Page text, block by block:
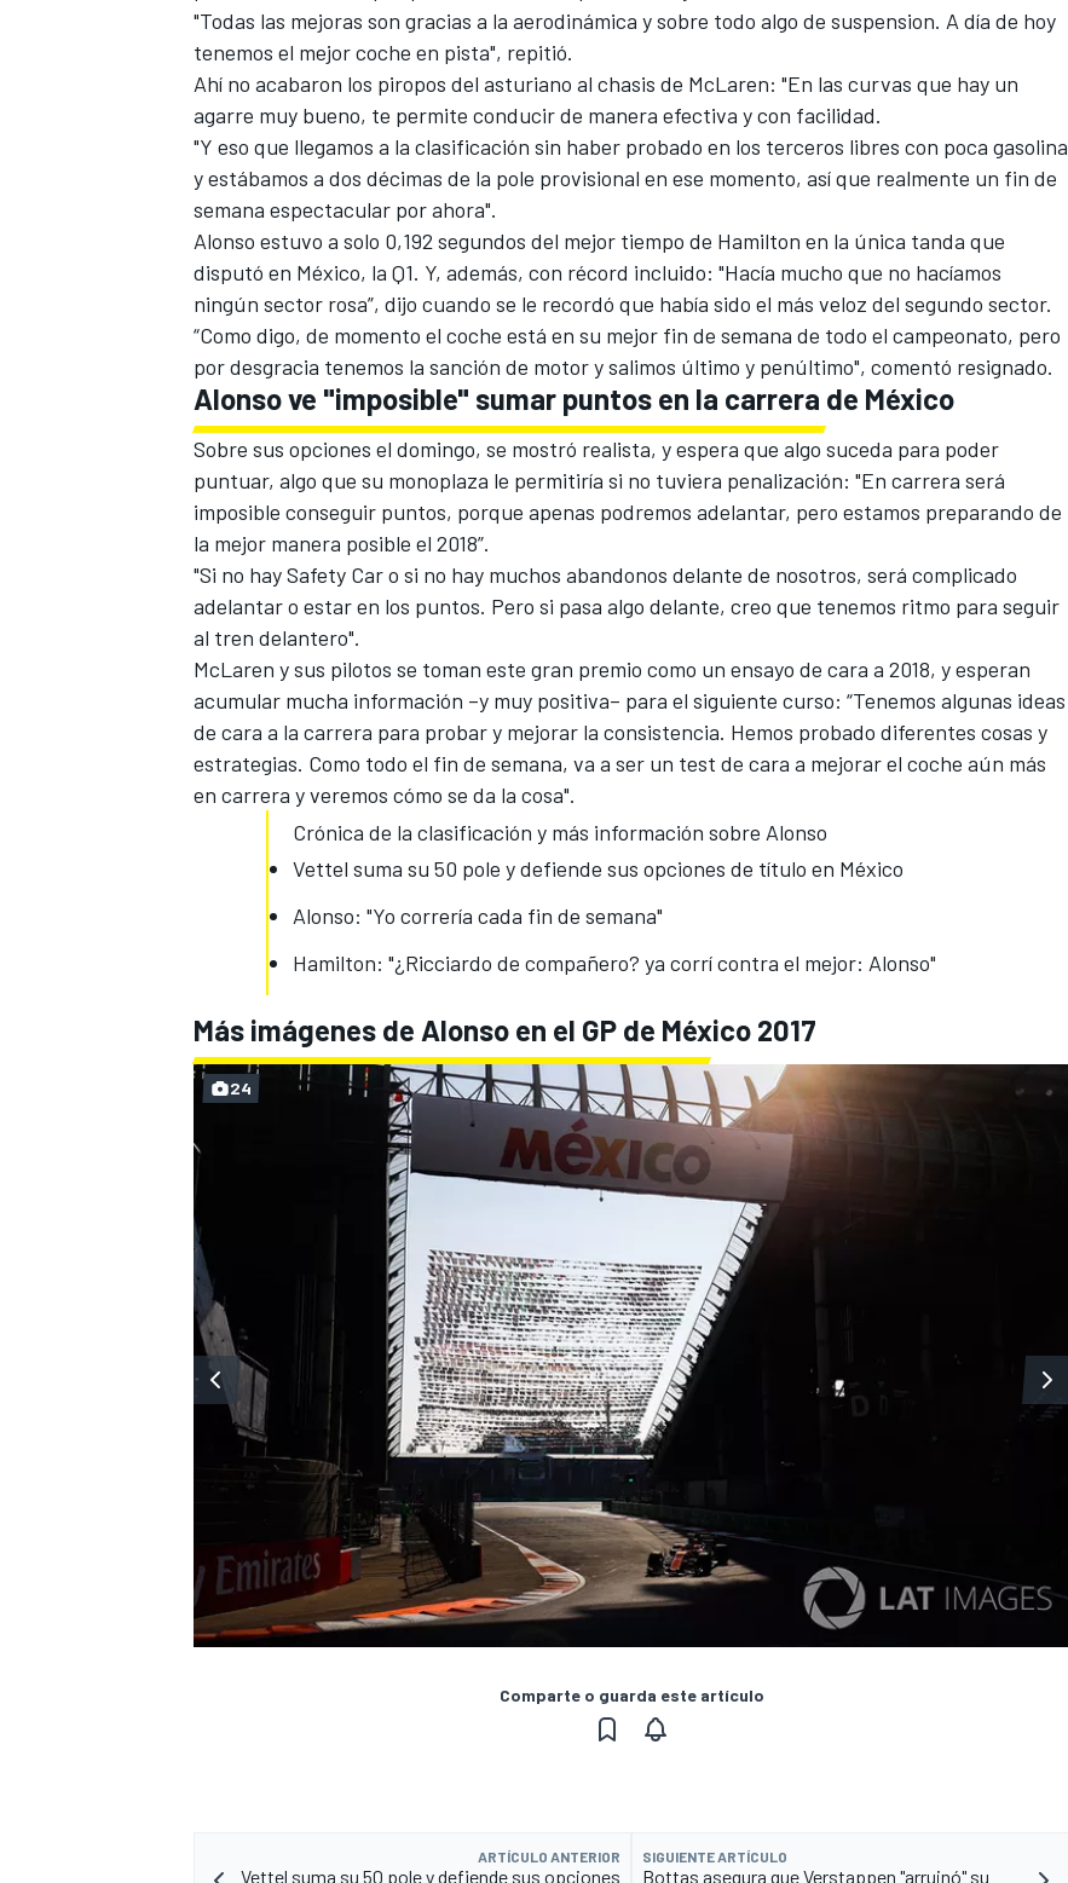
MÁS CATEGORÍAS
"Todas las mejoras son gracias a la aerodinámica y sobre todo algo de suspension. A día de hoy
tenemos el mejor coche en pista", repitió.
Ahí no acabaron los piropos del asturiano al chasis de McLaren: "En las curvas que hay un
agarre muy bueno, te permite conducir de manera efectiva y con facilidad.
"Y eso que llegamos a la clasificación sin haber probado en los terceros libres con poca gasolina
y estábamos a dos décimas de la pole provisional en ese momento, así que realmente un fin de
semana espectacular por ahora".
Alonso estuvo a solo 0,192 segundos del mejor tiempo de Hamilton en la única tanda que
disputó en México, la Q1. Y, además, con récord incluido: "Hacía mucho que no hacíamos
ningún sector rosa”, dijo cuando se le recordó que había sido el más veloz del segundo sector.
“Como digo, de momento el coche está en su mejor fin de semana de todo el campeonato, pero
por desgracia tenemos la sanción de motor y salimos último y penúltimo", comentó resignado.
Alonso ve "imposible" sumar puntos en la carrera de México
Sobre sus opciones el domingo, se mostró realista, y espera que algo suceda para poder
puntuar, algo que su monoplaza le permitiría si no tuviera penalización: "En carrera será
imposible conseguir puntos, porque apenas podremos adelantar, pero estamos preparando de
la mejor manera posible el 2018”.
"Si no hay Safety Car o si no hay muchos abandonos delante de nosotros, será complicado
adelantar o estar en los puntos. Pero si pasa algo delante, creo que tenemos ritmo para seguir
al tren delantero".
McLaren y sus pilotos se toman este gran premio como un ensayo de cara a 2018, y esperan
acumular mucha información –y muy positiva– para el siguiente curso: “Tenemos algunas ideas
de cara a la carrera para probar y mejorar la consistencia. Hemos probado diferentes cosas y
estrategias. Como todo el fin de semana, va a ser un test de cara a mejorar el coche aún más
en carrera y veremos cómo se da la cosa".
Crónica de la clasificación y más información sobre Alonso
Vettel suma su 50 pole y defiende sus opciones de título en México
Alonso: "Yo correría cada fin de semana"
Hamilton: "¿Ricciardo de compañero? ya corrí contra el mejor: Alonso"
Más imágenes de Alonso en el GP de México 2017
24
Comparte o guarda este artículo
ARTÍCULO ANTERIOR
Vettel suma su 50 pole y defiende sus opciones
SIGUIENTE ARTÍCULO
Bottas asegura que Verstappen "arruinó" su